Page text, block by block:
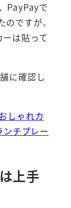
PayPayで
ですが、
は貼って
に確認し
しゃれカ
チプレー
上手